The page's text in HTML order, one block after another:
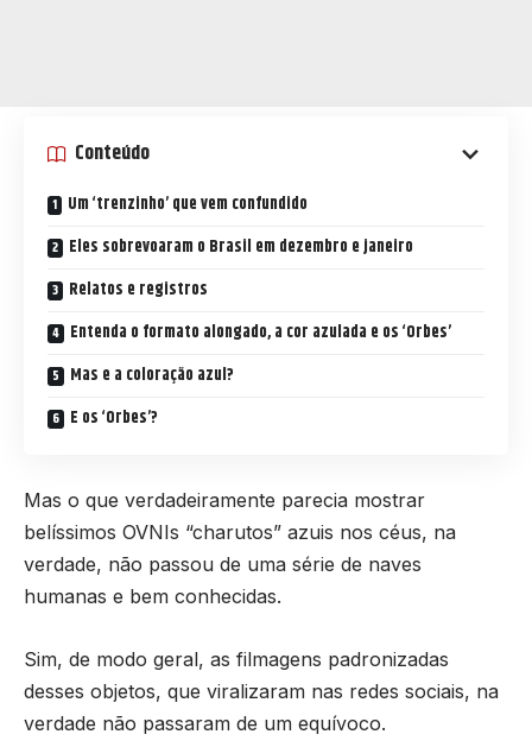
Conteúdo
Um ‘trenzinho’ que vem confundido
Eles sobrevoaram o Brasil em dezembro e janeiro
Relatos e registros
Entenda o formato alongado, a cor azulada e os ‘Orbes’
Mas e a coloração azul?
E os ‘Orbes’?
Mas o que verdadeiramente parecia mostrar
belíssimos OVNIs “charutos” azuis nos céus, na
verdade, não passou de uma série de naves
humanas e bem conhecidas.
Sim, de modo geral, as filmagens padronizadas
desses objetos, que viralizaram nas redes sociais, na
verdade não passaram de um equívoco.